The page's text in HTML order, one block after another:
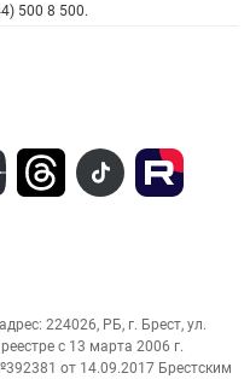
500 8 500.
224026, РБ, г. Брест, ул.
с 13 марта 2006 г.
от 14.09.2017 Брестским